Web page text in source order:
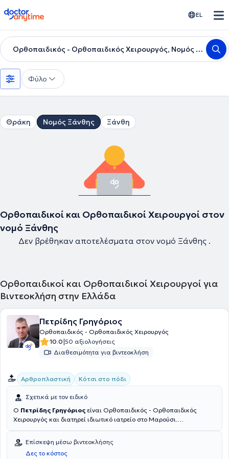
doctoranytime EL
Ορθοπαιδικός - Ορθοπαιδικός Χειρουργός, Νομός Ξάνθης
Φύλο
Θράκη Νομός Ξάνθης Ξάνθη
Ορθοπαιδικοί και Ορθοπαιδικοί Χειρουργοί στον
νομό Ξάνθης
Δεν βρέθηκαν αποτελέσματα στον νομό Ξάνθης .
Ορθοπαιδικοί και Ορθοπαιδικοί Χειρουργοί για
Βιντεοκλήση στην Ελλάδα
Πετρίδης Γρηγόριος
Ορθοπαιδικός - Ορθοπαιδικός Χειρουργός
10.0|50 αξιολογήσεις
Διαθεσιμότητα για βιντεοκλήση
Αρθροπλαστική Κότσι στο πόδι
Σχετικά με τον ειδικό
Ο Πετρίδης Γρηγόριος είναι Ορθοπαιδικός - Ορθοπαιδικός
Χειρουργός και διατηρεί ιδιωτικό ιατρείο στο Μαρούσι.
στην Ιταλία και πραγματοποίησε την εκπαιδευσή του στην
Ορθοπαιδική στο 401 Γενικό Στρατιωτικό Νοσοκομείο Αθηνών.
Διατελεί επιστημονικός συνεργάτης στις ιδιωτικές κλινικές
Επίσκεψη μέσω βιντεοκλήσης
Δες το κόστος